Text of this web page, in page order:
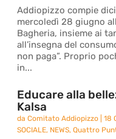
Addiopizzo compie
mercoledì 28 giugno
Bagheria, insieme ai
all’insegna del
non paga”. Proprio
in...
Educare alla
Kalsa
daComitato Addiopizzo |18
SOCIALE, NEWS,Quattro